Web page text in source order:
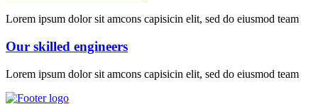
Lorem ipsum dolor sit amcons capisicin elit, sed do eiusmod team
Our skilled engineers
Lorem ipsum dolor sit amcons capisicin elit, sed do eiusmod team